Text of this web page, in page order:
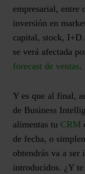
empresarial, entre
inversión en
capital, stock,
se verá afectada
forecast de ventas.
Y es que al final,
de Business
alimentas tu CRM
de fecha, o
obtendrás va a ser
introducidos. ¿Y te